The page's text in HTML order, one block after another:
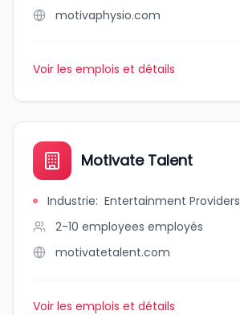
motivaphysio.com
Voir les emplois et détails
Motivate Talent
Industrie: Entertainment Providers
2-10 employees employés
motivatetalent.com
Voir les emplois et détails